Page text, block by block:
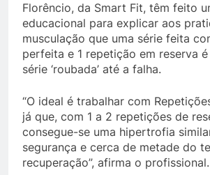
Florêncio, da Smart Fit, têm feito
educacional para explicar aos
musculação que uma série feita
perfeita e 1 repetição em reserva
série ‘roubada’ até a falha.
“O ideal é trabalhar com
já que, com 1 a 2 repetições de
consegue-se uma hipertrofia
segurança e cerca de metade do
recuperação”, afirma o profissional.